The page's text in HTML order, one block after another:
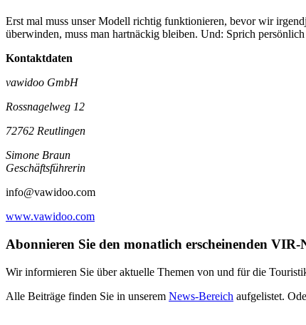
Erst mal muss unser Modell richtig funktionieren, bevor wir
überwinden, muss man hartnäckig bleiben. Und: Sprich
Kontaktdaten
vawidoo GmbH
Rossnagelweg 12
72762 Reutlingen
Simone Braun
Geschäftsführerin
info@vawidoo.com
www.vawidoo.com
Abonnieren Sie den monatlich erscheinenden VIR-
Wir informieren Sie über aktuelle Themen von und für die
Alle Beiträge finden Sie in unserem News-Bereich aufgelistet.